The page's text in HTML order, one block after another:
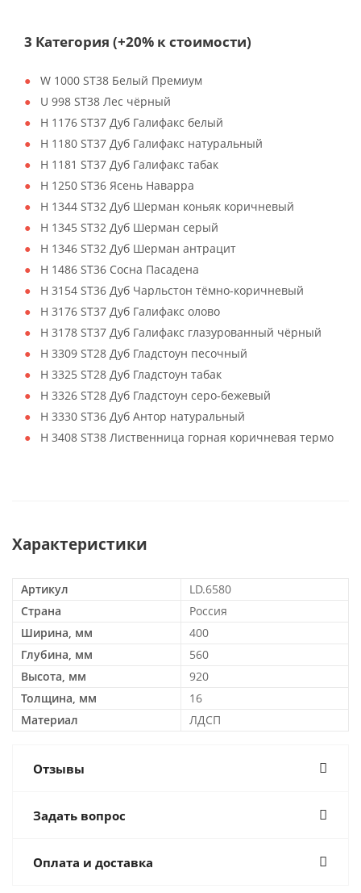
3 Категория (+20% к стоимости)
W 1000 ST38 Белый Премиум
U 998 ST38 Лес чёрный
H 1176 ST37 Дуб Галифакс белый
H 1180 ST37 Дуб Галифакс натуральный
H 1181 ST37 Дуб Галифакс табак
H 1250 ST36 Ясень Наварра
H 1344 ST32 Дуб Шерман коньяк коричневый
H 1345 ST32 Дуб Шерман серый
H 1346 ST32 Дуб Шерман антрацит
H 1486 ST36 Сосна Пасадена
H 3154 ST36 Дуб Чарльстон тёмно-коричневый
H 3176 ST37 Дуб Галифакс олово
H 3178 ST37 Дуб Галифакс глазурованный чёрный
H 3309 ST28 Дуб Гладстоун песочный
H 3325 ST28 Дуб Гладстоун табак
H 3326 ST28 Дуб Гладстоун серо-бежевый
H 3330 ST36 Дуб Антор натуральный
H 3408 ST38 Лиственница горная коричневая термо
Характеристики
Артикул
LD.6580
Страна
Россия
Ширина, мм
400
Глубина, мм
560
Высота, мм
920
Толщина, мм
16
Материал
ЛДСП
Отзывы
Задать вопрос
Оплата и доставка